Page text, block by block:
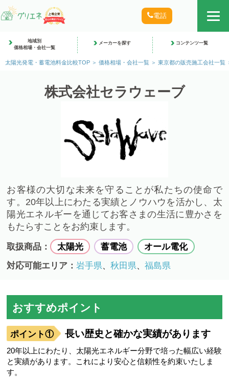
電話
地域別
価格相場・会社一覧
メーカーを探す コンテンツ一覧
太陽光発電・蓄電池料金比較TOP 価格相場・会社一覧 東京都の販売施工会社一覧
株式会社セラウェーブ
お客様の大切な未来を守ることが私たちの使命で
す。20年以上にわたる実績とノウハウを活かし、太
陽光エネルギーを通じてお客さまの生活に豊かさを
もたらすことをお約束します。
取扱商品： 太陽光 蓄電池
オール電化
対応可能エリア：岩手県 、秋田県 、福島県
おすすめポイント
長い歴史と確かな実績があります
20年以上にわたり、太陽光エネルギー分野で培った幅広い経験
と実績があります。これにより安心と信頼性を約束いたしま
す。